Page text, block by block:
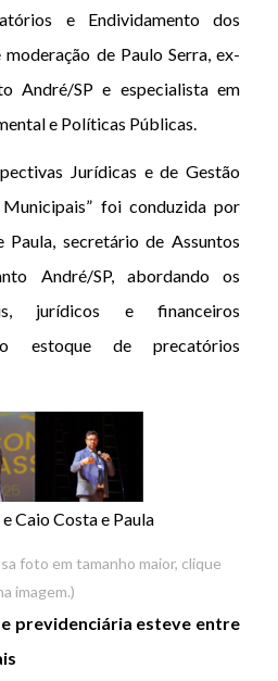
e Endividamento dos
de Paulo Serra, ex-
André/SP e especialista em
e Políticas Públicas.
Jurídicas e de Gestão
foi conduzida por
Paula, secretário de Assuntos
André/SP, abordando os
jurídicos e financeiros
estoque de precatórios
Caio Costa e Paula
foto em tamanho maior, clique
imagem.)
previdenciária esteve entre